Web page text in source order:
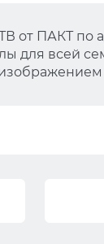
от ПАКТ по
для всей